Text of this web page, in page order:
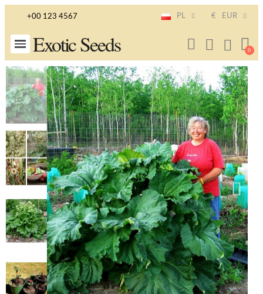
+00 123 4567 PL € EUR
Exotic Seeds